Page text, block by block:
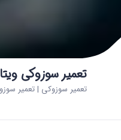
تعمیر سوزوکی
تعمیر سوزوکی | تعمیر